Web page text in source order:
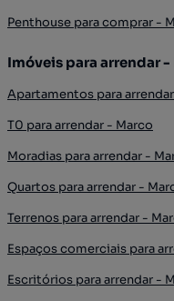
Penthouse para comprar -
Imóveis para arrendar -
Apartamentos para
T0 para arrendar - Marco
Moradias para arrendar -
Quartos para arrendar -
Terrenos para arrendar -
Espaços comerciais para
Escritórios para arrendar -